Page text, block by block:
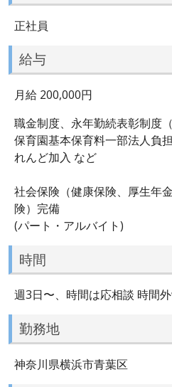
正社員
給与
月給 200,000円
職金制度、永年勤続表彰制度
保育園基本保育料一部法人負
れんど加入 など
社会保険（健康保険、厚生年
険）完備
(パート・アルバイト)
時間
週3日〜、時間は応相談 時間
勤務地
神奈川県横浜市青葉区